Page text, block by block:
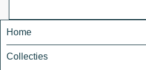
Home
Collecties